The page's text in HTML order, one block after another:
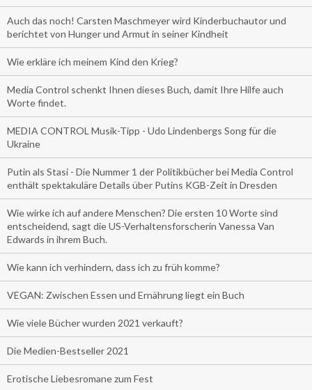
Auch das noch! Carsten Maschmeyer wird Kinderbuchautor und
berichtet von Hunger und Armut in seiner Kindheit
Wie erkläre ich meinem Kind den Krieg?
Media Control schenkt Ihnen dieses Buch, damit Ihre Hilfe auch
Worte findet.
MEDIA CONTROL Musik-Tipp - Udo Lindenbergs Song für die
Ukraine
Putin als Stasi - Die Nummer 1 der Politikbücher bei Media Control
enthält spektakuläre Details über Putins KGB-Zeit in Dresden
Wie wirke ich auf andere Menschen? Die ersten 10 Worte sind
entscheidend, sagt die US-Verhaltensforscherin Vanessa Van
Edwards in ihrem Buch.
Wie kann ich verhindern, dass ich zu früh komme?
VEGAN: Zwischen Essen und Ernährung liegt ein Buch
Wie viele Bücher wurden 2021 verkauft?
Die Medien-Bestseller 2021
Erotische Liebesromane zum Fest